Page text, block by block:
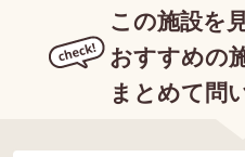
この施設を
おすすめの
まとめて問